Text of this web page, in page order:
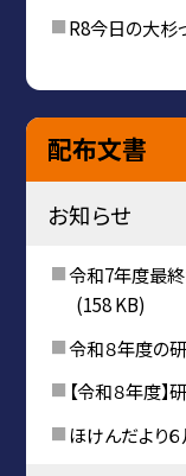
R8今日の大杉
配布文書
お知らせ
令和7年度最
(158 KB)
令和８年度の
【令和８年度
ほけんだより